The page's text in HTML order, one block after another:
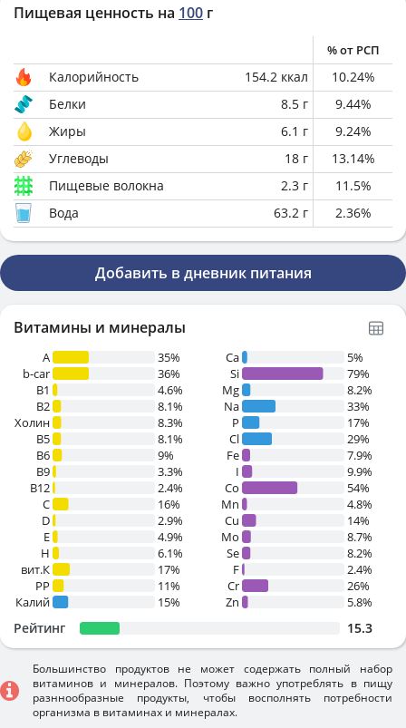
Пищевая ценность на 100 г
% от РСП
Калорийность 154.2 ккал 10.24%
Белки
8.5 г 9.44%
Жиры
6.1 г 9.24%
Углеводы
18 г 13.14%
Пищевые волокна
2.3 г 11.5%
Вода
63.2 г 2.36%
Добавить в дневник питания
Витамины и минералы
A
35%
b-car
36%
В1
4.6%
B2
8.1%
Холин
8.3%
B5
8.1%
B6
9%
B9
3.3%
B12
2.4%
C
16%
D
2.9%
E
4.9%
H
6.1%
вит.К
17%
PP
11%
Калий
15%
Ca
5%
Si
79%
Mg
8.2%
Na
33%
P
17%
Cl
29%
Fe
7.9%
I
9.9%
Co
54%
Mn
4.8%
Cu
14%
Mo
8.7%
Se
8.2%
F
2.4%
Cr
26%
Zn
5.8%
Рейтинг 15.3
Большинство продуктов не может содержать полный набор
витаминов и минералов. Поэтому важно употреблять в пищу
разннообразные продукты, чтобы восполнять потребности
организма в витаминах и минералах.